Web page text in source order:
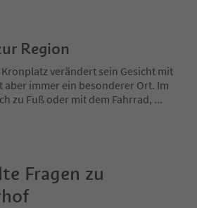
Region
verändert sein Gesicht mit
immer ein besonderer Ort. Im
zu Fuß oder mit dem Fahrrad, ...
Fragen zu